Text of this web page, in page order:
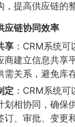
，提高供应链的
应链协同效率
享 ：CRM系统
商建立信息共享
需关系，避免库
定 ：CRM系统
划相协同，确保
订、审批、变更